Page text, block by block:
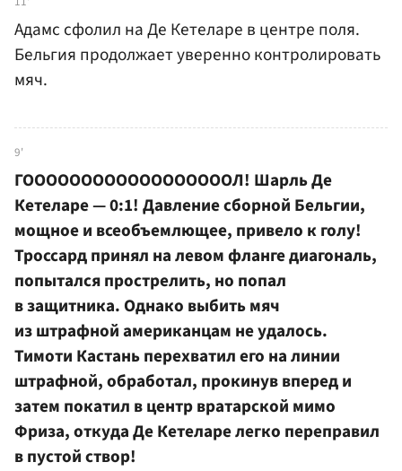
Адамс сфолил на Де Кетеларе в центре поля.
Бельгия продолжает уверенно контролировать
мяч.
9'
ГООООООООООООООООООЛ! Шарль Де
Кетеларе — 0:1! Давление сборной Бельгии,
мощное и всеобъемлющее, привело к голу!
Троссард принял на левом фланге диагональ,
попытался прострелить, но попал
в защитника. Однако выбить мяч
из штрафной американцам не удалось.
Тимоти Кастань перехватил его на линии
штрафной, обработал, прокинув вперед и
затем покатил в центр вратарской мимо
Фриза, откуда Де Кетеларе легко переправил
в пустой створ!